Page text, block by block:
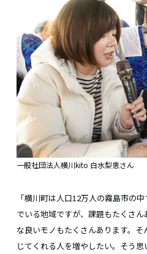
一般社団法人横川kito 白水梨恵さん
「横川町は人口12万人の霧島市の
でいる地域ですが、課題もたくさ
な良いモノもたくさんあります。
じてくれる人を増やしたい。そう